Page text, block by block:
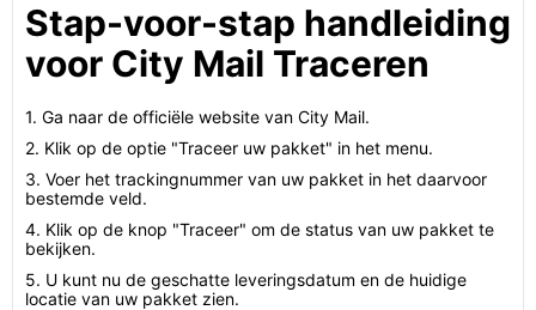
Stap-voor-stap handleiding
voor City Mail Traceren
1. Ga naar de officiële website van City Mail.
2. Klik op de optie "Traceer uw pakket" in het menu.
3. Voer het trackingnummer van uw pakket in het daarvoor
bestemde veld.
4. Klik op de knop "Traceer" om de status van uw pakket te
bekijken.
5. U kunt nu de geschatte leveringsdatum en de huidige
locatie van uw pakket zien.